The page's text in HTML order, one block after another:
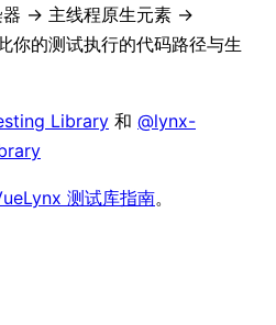
器 → 主线程原生元素 →
你的测试执行的代码路径与生
Library 和 @lynx-
测试库指南。